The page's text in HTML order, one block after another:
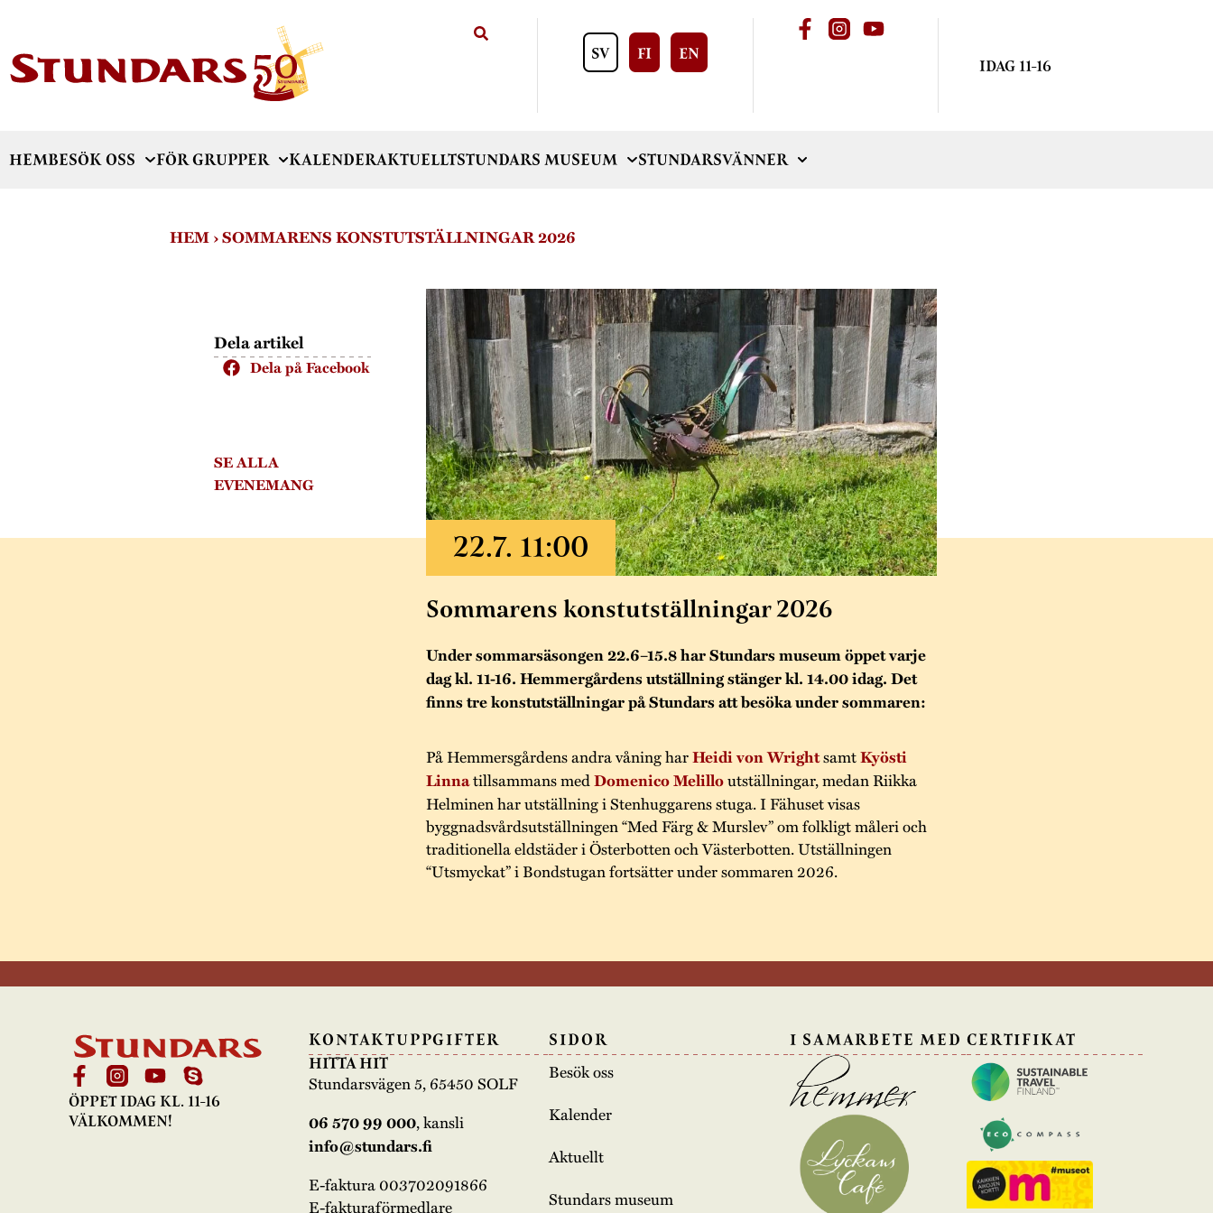
SV FI EN
IDAG 11-16
HEMBESÖK OSS FÖR GRUPPER KALENDERAKTUELLTSTUNDARS MUSEUM STUNDARSVÄNNER
HEM›SOMMARENS KONSTUTSTÄLLNINGAR 2026
Dela artikel
Dela på Facebook
SE ALLA
EVENEMANG
Sommarens konstutställningar 2026
Under sommarsäsongen 22.6–15.8 har Stundars museum öppet varje
dag kl. 11-16. Hemmergårdens utställning stänger kl. 14.00 idag. Det
finns tre konstutställningar på Stundars att besöka under sommaren:
På Hemmersgårdens andra våning harHeidi von WrightsamtKyösti
Linnatillsammans med Domenico Melilloutställningar, medan Riikka
Helminen har utställning i Stenhuggarens stuga. I Fähuset visas
byggnadsvårdsutställningen “Med Färg & Murslev” om folkligt måleri och
traditionella eldstäder i Österbotten och Västerbotten. Utställningen
“Utsmyckat” i Bondstugan fortsätter under sommaren 2026.
ÖPPET IDAG KL. 11-16
VÄLKOMMEN!
KONTAKTUPPGIFTER
HITTA HIT
Stundarsvägen 5, 65450 SOLF
06 570 99 000, kansli
info@stundars.fi
E-faktura 003702091866
E-fakturaförmedlare
SIDOR
Besök oss
Kalender
Aktuellt
Stundars museum
I SAMARBETE MED CERTIFIKAT